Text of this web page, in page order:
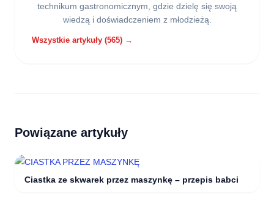
technikum gastronomicznym, gdzie dzielę się swoją
wiedzą i doświadczeniem z młodzieżą.
Wszystkie artykuły (565) →
Powiązane artykuły
Ciastka ze skwarek przez maszynkę – przepis babci